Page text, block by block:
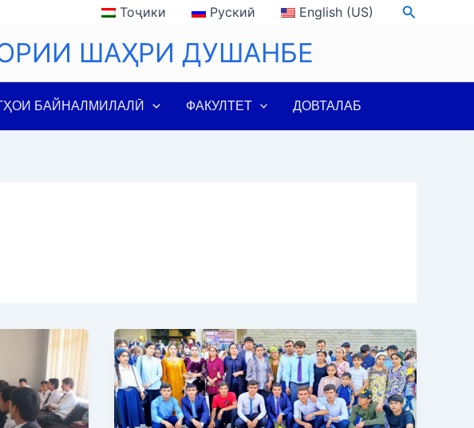
Тоҷики Руский English (US) Search
ШАҲРИ ДУШАНБЕ
БАЙНАЛМИЛАЛӢ ФАКУЛТЕТ ДОВТАЛАБ